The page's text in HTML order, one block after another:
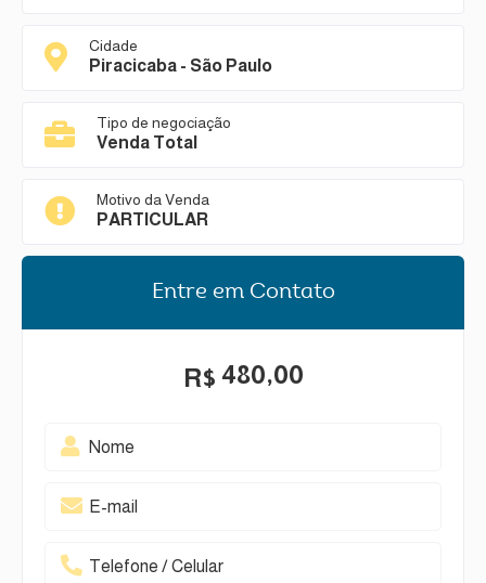
Cidade
Piracicaba - São Paulo
Tipo de negociação
Venda Total
Motivo da Venda
PARTICULAR
Entre em Contato
R$ 480,00